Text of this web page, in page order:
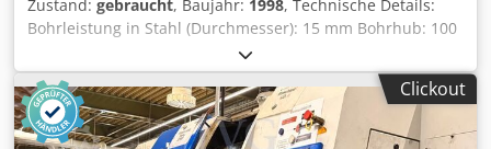
Zustand: gebraucht, Baujahr: 1998, Technische Details:
Bohrleistung in Stahl (Durchmesser): 15 mm Bohrhub: 100
mm Gewindeschneiden: M16 Anzahl der Bohrstationen: 3
Bohrspindel-Morsekegel: 3x MK2 Spindelausladung: 220
mm Spindelabstand: 335 mm Spindelstockverstellung:
(vertikal) 290 manuell mm Vorschub:: mauell mm/U
Spindeldrehzahl:: 220-1600 / 400-3200 / 800-6400 U/min
Clickout